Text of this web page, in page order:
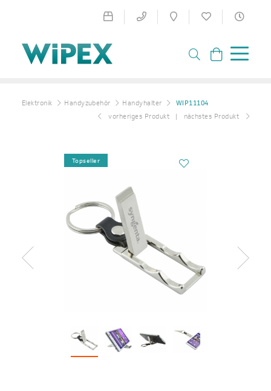
Elektronik Handyzubehör Handyhalter
WIP11104
vorheriges Produkt
nächstes Produkt
Topseller
Zurück Weiter